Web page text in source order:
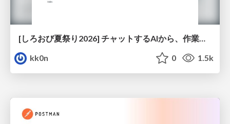
[しろおび夏祭り2026] チャットするAIから、作業するAIへ - 使われ方の変化と、その裏側で起きていること
kk0n
0 1.5k